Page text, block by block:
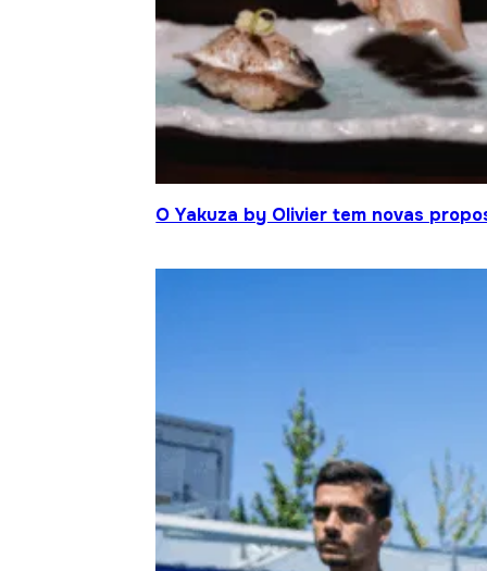
O Yakuza by Olivier tem novas